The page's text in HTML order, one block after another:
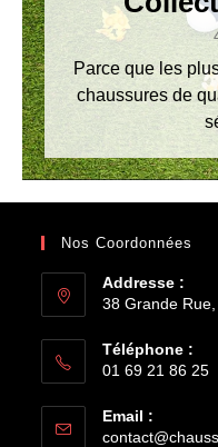
Parce que les
chaussures de
Nos Coordonnées
Addresse :
38 Grande
Téléphone :
01 69 21 86 25
Email :